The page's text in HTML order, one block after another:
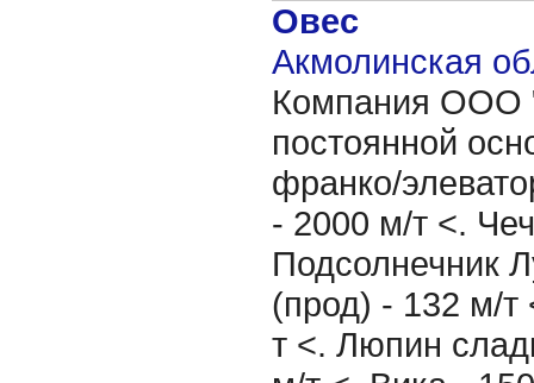
Овес
Акмолинская
Компания ООО
постоянной
франко/
- 2000 м/т <.
Подсолнечник
(прод) - 132 м/т
т <. Люпин